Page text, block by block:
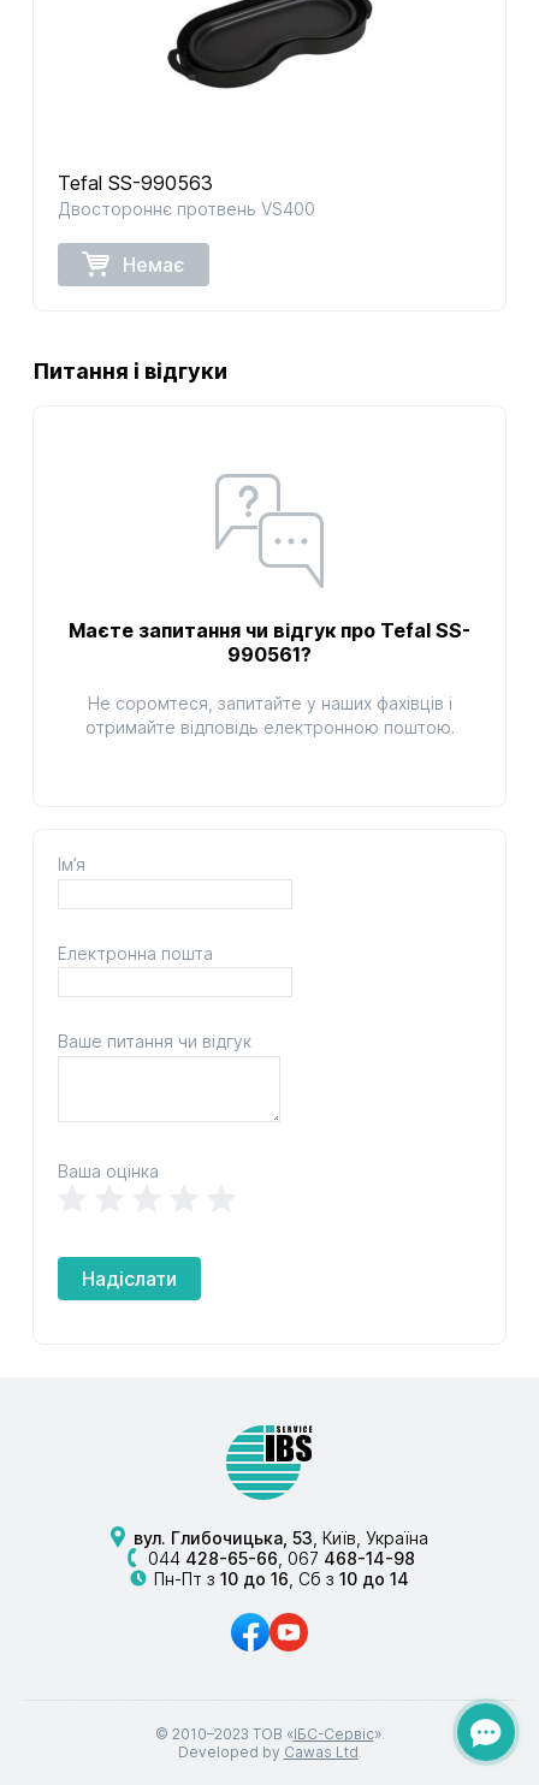
Tefal SS-990563
Двостороннє протвень VS400
Немає
Питання і відгуки
Маєте запитання чи відгук про Tefal SS-
990561?
Не соромтеся, запитайте у наших фахівців і
отримайте відповідь електронною поштою.
Ім’я
Електронна пошта
Ваше питання чи відгук
Ваша оцінка
Надіслати
вул. Глибочицька, 53 , Київ, Україна
044 428-65-66 067 468-14-98
Пн-Пт з 10 до 16 , Сб з 10 до 14
© 2010–2023 ТОВ «ІБС-Сервіс».
Developed by Cawas Ltd.